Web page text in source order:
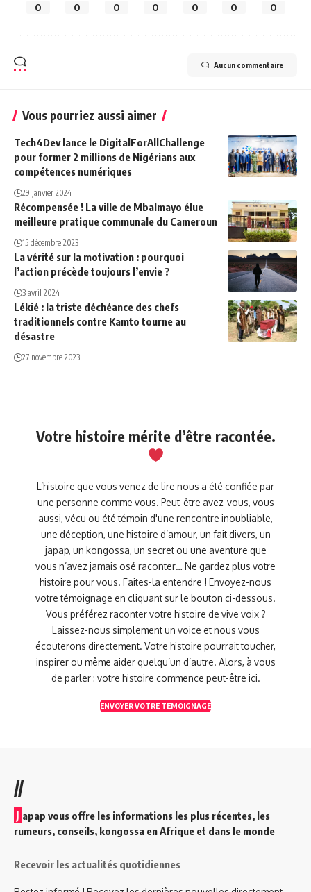
0 0 0 0 0 0 0
Aucun commentaire
Vous pourriez aussi aimer
Tech4Dev lance le DigitalForAllChallenge
pour former 2 millions de Nigérians aux
compétences numériques
29 janvier 2024
Récompensée ! La ville de Mbalmayo élue
meilleure pratique communale du Cameroun
15 décembre 2023
La vérité sur la motivation : pourquoi
l’action précède toujours l’envie ?
3 avril 2024
Lékié : la triste déchéance des chefs
traditionnels contre Kamto tourne au
désastre
27 novembre 2023
Votre histoire mérite d’être racontée.
L’histoire que vous venez de lire nous a été confiée par
une personne comme vous. Peut-être avez-vous, vous
aussi, vécu ou été témoin d'une rencontre inoubliable,
une déception, une histoire d’amour, un fait divers, un
japap, un kongossa, un secret ou une aventure que
vous n’avez jamais osé raconter… Ne gardez plus votre
histoire pour vous. Faites-la entendre ! Envoyez-nous
votre témoignage en cliquant sur le bouton ci-dessous.
Vous préférez raconter votre histoire de vive voix ?
Laissez-nous simplement un voice et nous vous
écouterons directement. Votre histoire pourrait toucher,
inspirer ou même aider quelqu’un d’autre. Alors, à vous
de parler : votre histoire commence peut-être ici.
ENVOYER VOTRE TEMOIGNAGE
//
J apap vous offre les informations les plus récentes, les
rumeurs, conseils, kongossa en Afrique et dans le monde
Recevoir les actualités quotidiennes